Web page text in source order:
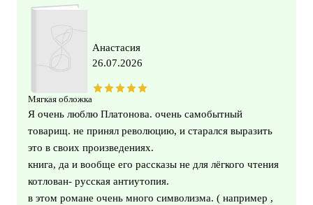
Мягкая обложка
Анастасия
26.07.2026
Я очень люблю Платонова. очень самобытный
товарищ. не принял революцию, и старался выразить
это в своих произведениях.
книга, да и вообще его рассказы не для лёгкого чтения
котлован- русская антиутопия.
в этом романе очень много символизма. ( например ,